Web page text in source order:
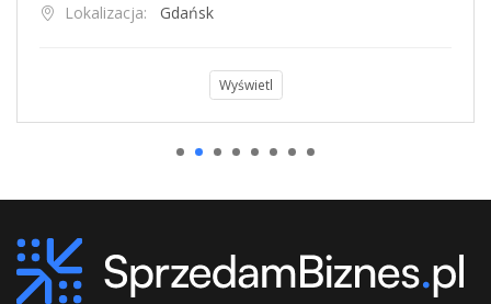
Lokalizacja:
Gdańsk
Wyświetl